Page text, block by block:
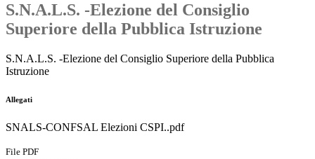
S.N.A.L.S. -Elezione del Consiglio
Superiore della Pubblica Istruzione
S.N.A.L.S. -Elezione del Consiglio Superiore della Pubblica
Istruzione
Allegati
SNALS-CONFSAL Elezioni CSPI..pdf
File PDF